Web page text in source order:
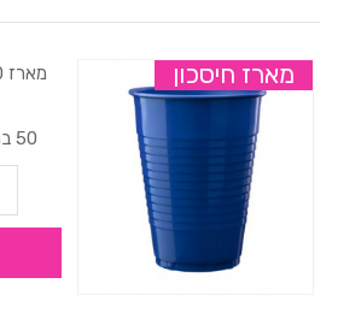
מארז חיסכון
50 במארז